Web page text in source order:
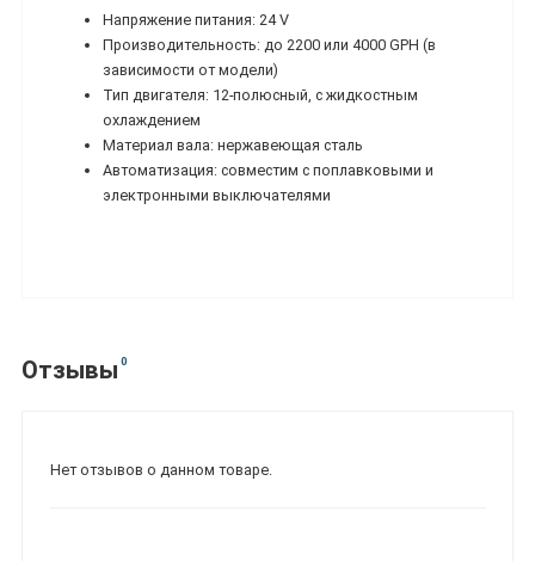
Напряжение питания: 24 V
Производительность: до 2200 или 4000 GPH (в
зависимости от модели)
Тип двигателя: 12-полюсный, с жидкостным
охлаждением
Материал вала: нержавеющая сталь
Автоматизация: совместим с поплавковыми и
электронными выключателями
Отзывы 0
Нет отзывов о данном товаре.